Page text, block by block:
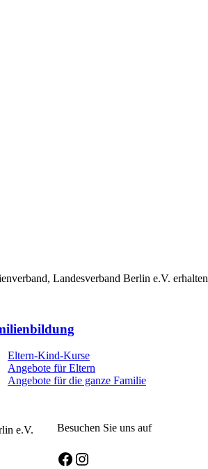
Landesverband Berlin e.V. erhalten
Eltern-Kind-Kurse
Angebote für Eltern
Angebote für die ganze Familie
e.V. Besuchen Sie uns auf
Facebook
Instagram